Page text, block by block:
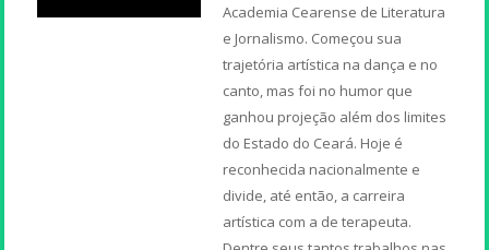
Academia Cearense de Literatura
e Jornalismo. Começou sua
trajetória artística na dança e no
canto, mas foi no humor que
ganhou projeção além dos limites
do Estado do Ceará. Hoje é
reconhecida nacionalmente e
divide, até então, a carreira
artística com a de terapeuta.